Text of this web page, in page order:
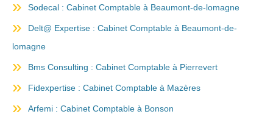
Sodecal : Cabinet Comptable à Beaumont-de-lomagne
Delt@ Expertise : Cabinet Comptable à Beaumont-de-
lomagne
Bms Consulting : Cabinet Comptable à Pierrevert
Fidexpertise : Cabinet Comptable à Mazères
Arfemi : Cabinet Comptable à Bonson